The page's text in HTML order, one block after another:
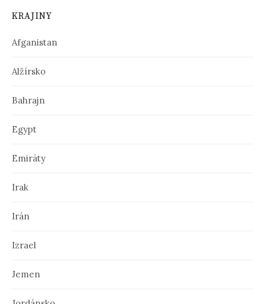
KRAJINY
Afganistan
Alžírsko
Bahrajn
Egypt
Emiráty
Irak
Irán
Izrael
Jemen